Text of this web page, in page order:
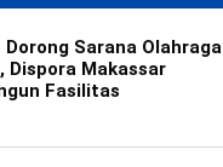
Dorong Sarana Olahraga
Dispora Makassar
Fasilitas